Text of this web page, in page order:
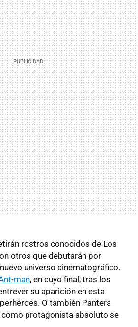
rostros conocidos de Los
otros que debutarán por
universo cinematográfico.
man, en cuyo final, tras los
su aparición en esta
O también Pantera
como protagonista absoluto se